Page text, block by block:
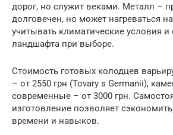
дорог, но служит веками. Металл –
долговечен, но может нагреваться
учитывать климатические условия и
ландшафта при выборе.
Стоимость готовых колодцев
– от 2550 грн (Tovary s Germanii),
современные – от 3000 грн.
изготовление позволяет
времени и навыков.